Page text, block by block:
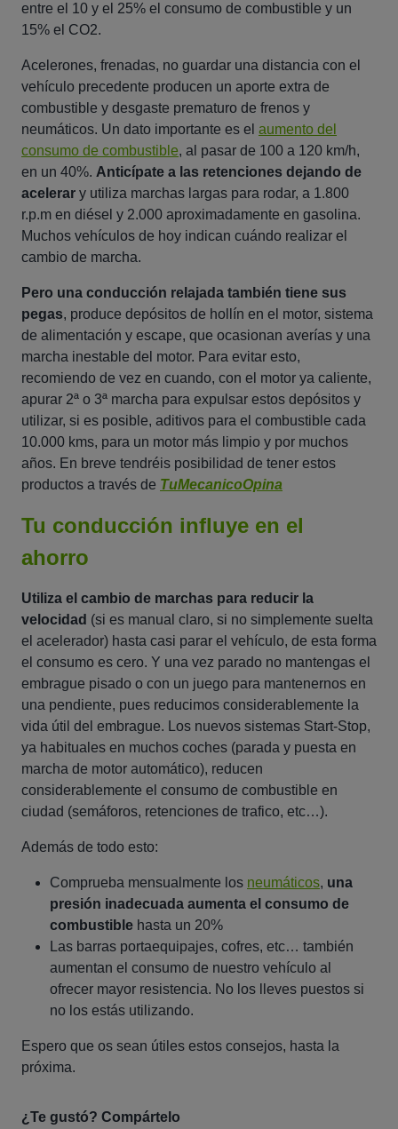
entre el 10 y el 25% el consumo de combustible y un
15% el CO2.
Acelerones, frenadas, no guardar una distancia con el
vehículo precedente producen un aporte extra de
combustible y desgaste prematuro de frenos y
neumáticos. Un dato importante es el aumento del
consumo de combustible, al pasar de 100 a 120 km/h,
en un 40%. Anticípate a las retenciones dejando de
acelerar y utiliza marchas largas para rodar, a 1.800
r.p.m en diésel y 2.000 aproximadamente en gasolina.
Muchos vehículos de hoy indican cuándo realizar el
cambio de marcha.
Pero una conducción relajada también tiene sus
pegas, produce depósitos de hollín en el motor, sistema
de alimentación y escape, que ocasionan averías y una
marcha inestable del motor. Para evitar esto,
recomiendo de vez en cuando, con el motor ya caliente,
apurar 2ª o 3ª marcha para expulsar estos depósitos y
utilizar, si es posible, aditivos para el combustible cada
10.000 kms, para un motor más limpio y por muchos
años. En breve tendréis posibilidad de tener estos
productos a través de TuMecanicoOpina
Tu conducción influye en el
ahorro
Utiliza el cambio de marchas para reducir la
velocidad (si es manual claro, si no simplemente suelta
el acelerador) hasta casi parar el vehículo, de esta forma
el consumo es cero. Y una vez parado no mantengas el
embrague pisado o con un juego para mantenernos en
una pendiente, pues reducimos considerablemente la
vida útil del embrague. Los nuevos sistemas Start-Stop,
ya habituales en muchos coches (parada y puesta en
marcha de motor automático), reducen
considerablemente el consumo de combustible en
ciudad (semáforos, retenciones de trafico, etc…).
Además de todo esto:
Comprueba mensualmente los neumáticos, una
presión inadecuada aumenta el consumo de
combustible hasta un 20%
Las barras portaequipajes, cofres, etc… también
aumentan el consumo de nuestro vehículo al
ofrecer mayor resistencia. No los lleves puestos si
no los estás utilizando.
Espero que os sean útiles estos consejos, hasta la
próxima.
¿Te gustó? Compártelo